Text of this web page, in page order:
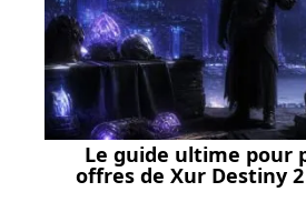
Le guide ultime pour
offres de Xur Destiny